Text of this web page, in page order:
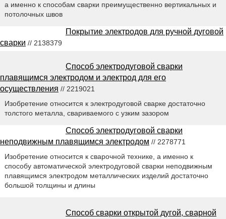
а именно к способам сварки преимущественно вертикальных и
потолочных швов
Покрытие электродов для ручной дуговой
сварки // 2138379
Способ электродуговой сварки
плавящимся электродом и электрод для его
осуществления // 2219021
Изобретение относится к электродуговой сварке достаточно
толстого металла, свариваемого с узким зазором
Способ электродуговой сварки
неподвижным плавящимся электродом // 2278771
Изобретение относится к сварочной технике, а именно к
способу автоматической электродуговой сварки неподвижным
плавящимся электродом металлических изделий достаточно
большой толщины и длины
Способ сварки открытой дугой, сварной